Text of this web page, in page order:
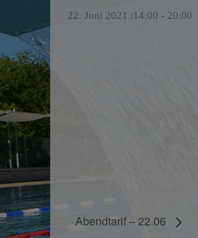
22. Juni 2021 :14:00 - 20:00
Abendtarif – 22.06